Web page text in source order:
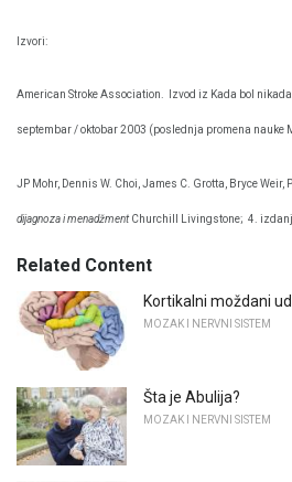
Izvori:
American Stroke Association. Izvod iz Kada bol nikada
septembar / oktobar 2003 (poslednja promena nauke
JP Mohr, Dennis W. Choi, James C. Grotta, Bryce Weir,
dijagnoza i menadžmentChurchill Livingstone; 4.
Related Content
Kortikalni moždani
MOZAK I NERVNI SISTEM
Šta je Abulija?
MOZAK I NERVNI SISTEM